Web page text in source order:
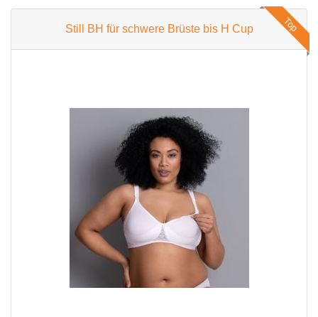
Top
Still BH für schwere Brüste bis H Cup